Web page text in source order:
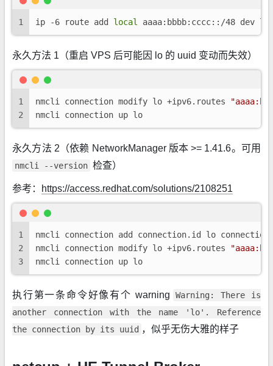
1 ip -6 route add local aaaa:bbbb:cccc::/48 dev lo
永久方法 1（重启 VPS 后可能因 lo 的 uuid 变动而失效）
1
2
nmcli connection modify lo +ipv6.routes
nmcli connection up lo
永久方法 2（依赖 NetworkManager 版本 >= 1.41.6。可用
nmcli --version 检查）
参考： https://access.redhat.com/solutions/2108251
1
2
3
nmcli connection add connection.id lo
nmcli connection modify lo +ipv6.routes
nmcli connection up lo
执行第一条命令好像有个 warning
Warning: There is
another connection with the name 'lo'. Reference
the connection by its uuid ，似乎无伤大雅的样子